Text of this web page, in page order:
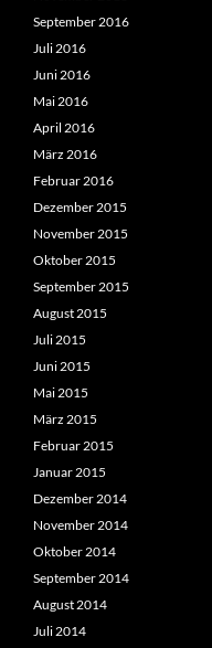
September 2016
Juli 2016
Juni 2016
Mai 2016
April 2016
März 2016
Februar 2016
Dezember 2015
November 2015
Oktober 2015
September 2015
August 2015
Juli 2015
Juni 2015
Mai 2015
März 2015
Februar 2015
Januar 2015
Dezember 2014
November 2014
Oktober 2014
September 2014
August 2014
Juli 2014